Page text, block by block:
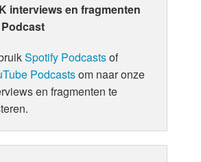
interviews en fragmenten
Spotify Podcastsof
Podcastsom naar onze
en fragmenten te